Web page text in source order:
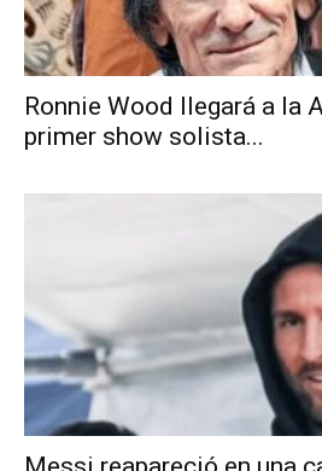
Ronnie Wood llegará a la
primer show solista...